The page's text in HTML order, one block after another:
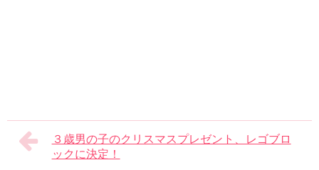
３歳男の子のクリスマスプレゼント、レゴブロ
ックに決定！